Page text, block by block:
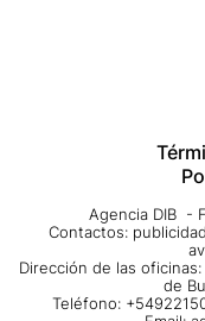
Agencia DIB -
Contactos:
Dirección de las
de
Teléfono: